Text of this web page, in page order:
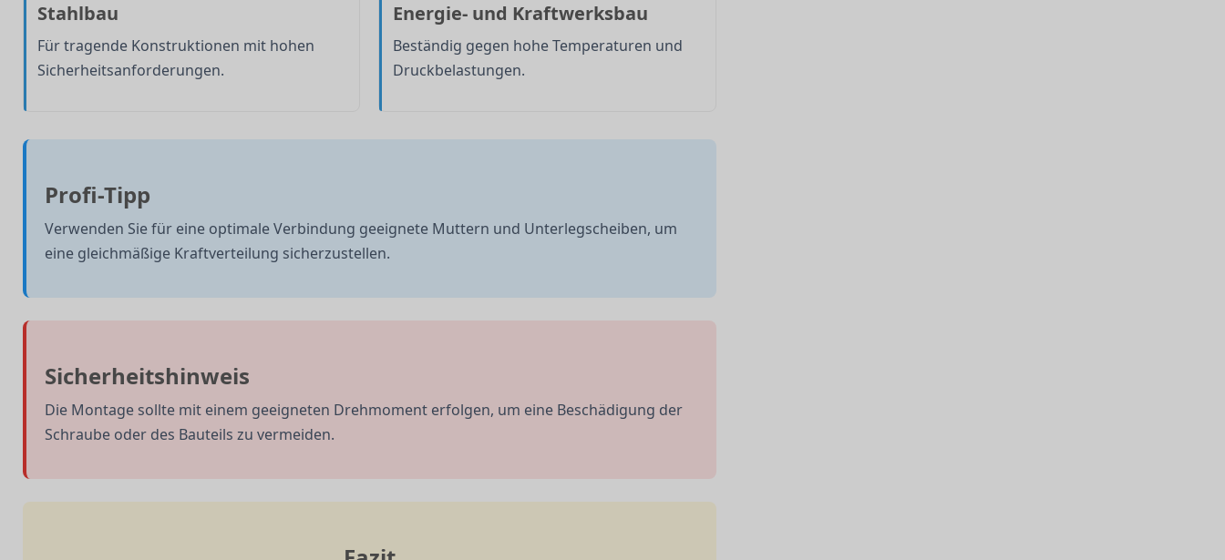
Stahlbau
Für tragende Konstruktionen mit hohen
Sicherheitsanforderungen.
Energie- und Kraftwerksbau
Beständig gegen hohe Temperaturen und
Druckbelastungen.
Profi-Tipp
Verwenden Sie für eine optimale Verbindung geeignete Muttern und Unterlegscheiben, um
eine gleichmäßige Kraftverteilung sicherzustellen.
Sicherheitshinweis
Die Montage sollte mit einem geeigneten Drehmoment erfolgen, um eine Beschädigung der
Schraube oder des Bauteils zu vermeiden.